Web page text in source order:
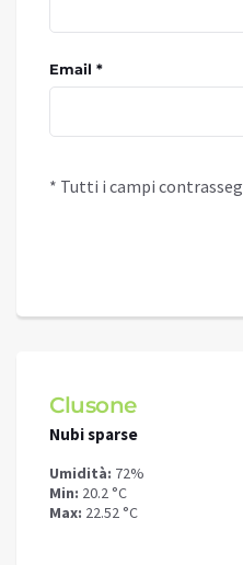
Email *
* Tutti i campi
Clusone
Nubi sparse
Umidità: 72%
Min: 20.2 °C
Max: 22.52 °C